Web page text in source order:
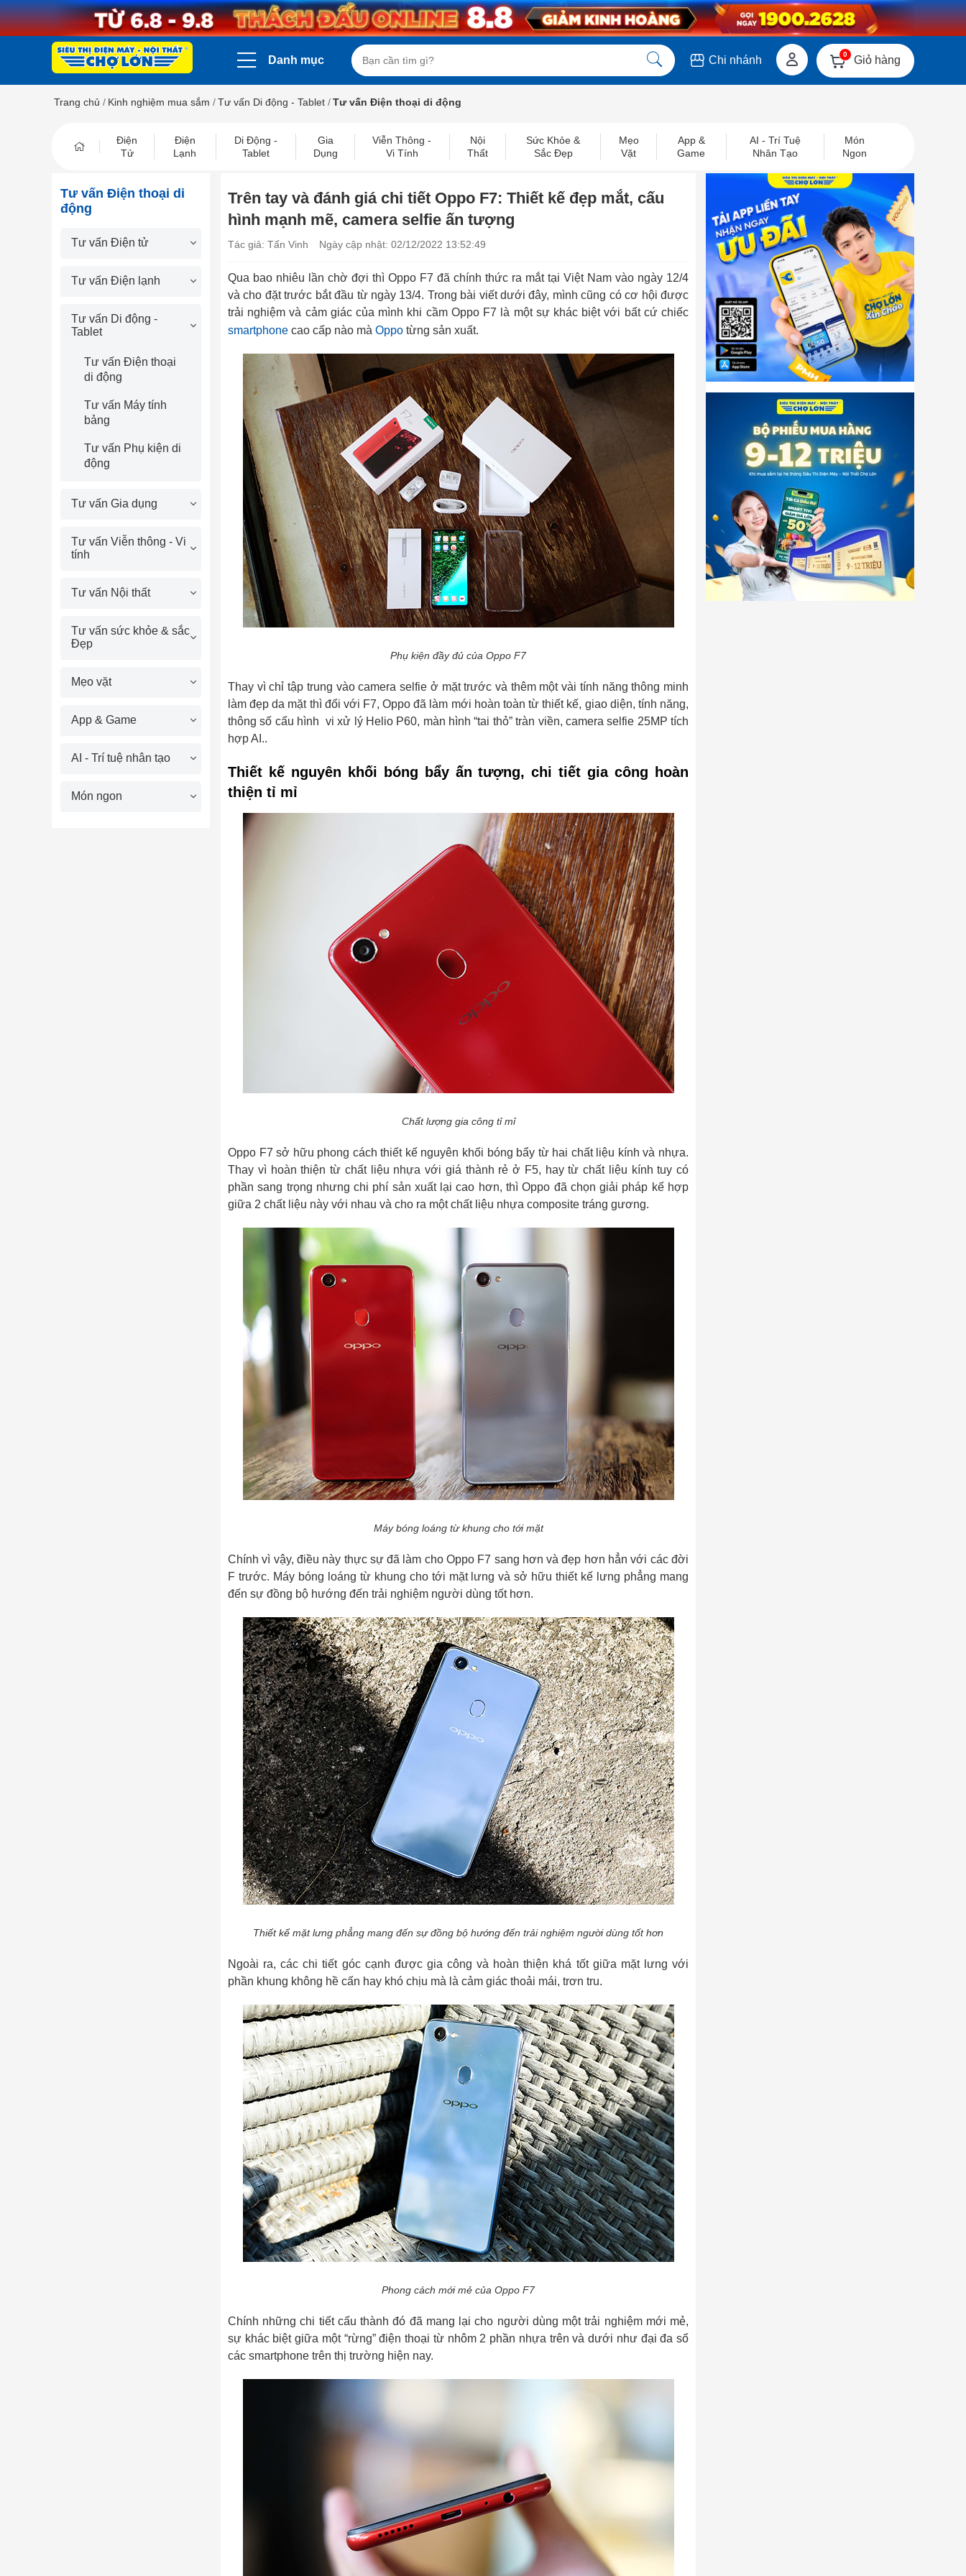
Danh mục Chi nhánh 0 Giỏ hàng
Trang chủ / Kinh nghiệm mua sắm /Tư vấn Di động - Tablet /Tư vấn Điện thoại di động
Điện
Tử
Điện
Lạnh
Di Động -
Tablet
Gia
Dụng
Viễn Thông -
Vi Tính
Nội
Thất
Sức Khỏe &
Sắc Đẹp
Mẹo
Vặt
App &
Game
AI - Trí Tuệ
Nhân Tạo
Món
Ngon
Tư vấn Điện thoại di
động
Tư vấn Điện tử
Tư vấn Điện lạnh
Tư vấn Di động -
Tablet
Tư vấn Điện thoại
di động
Tư vấn Máy tính
bảng
Tư vấn Phụ kiện di
động
Tư vấn Gia dụng
Tư vấn Viễn thông - Vi
tính
Tư vấn Nội thất
Tư vấn sức khỏe & sắc
Đẹp
Mẹo vặt
App & Game
AI - Trí tuệ nhân tạo
Món ngon
Trên tay và đánh giá chi tiết Oppo F7: Thiết kế đẹp mắt, cấu
hình mạnh mẽ, camera selfie ấn tượng
Tác giả: Tấn Vinh Ngày cập nhật: 02/12/2022 13:52:49
Qua bao nhiêu lần chờ đợi thì Oppo F7 đã chính thức ra mắt tại Việt Nam vào ngày 12/4
và cho đặt trước bắt đầu từ ngày 13/4. Trong bài viết dưới đây, mình cũng có cơ hội được
trải nghiệm và cảm giác của mình khi cầm Oppo F7 là một sự khác biệt với bất cứ chiếc
smartphone cao cấp nào mà Oppo từng sản xuất.
Phụ kiện đầy đủ của Oppo F7
Thay vì chỉ tập trung vào camera selfie ở mặt trước và thêm một vài tính năng thông minh
làm đẹp da mặt thì đối với F7, Oppo đã làm mới hoàn toàn từ thiết kế, giao diện, tính năng,
thông số cấu hình vi xử lý Helio P60, màn hình “tai thỏ” tràn viền, camera selfie 25MP tích
hợp AI..
Thiết kế nguyên khối bóng bẩy ấn tượng, chi tiết gia công hoàn
thiện tỉ mỉ
Chất lượng gia công tỉ mỉ
Oppo F7 sở hữu phong cách thiết kế nguyên khối bóng bẩy từ hai chất liệu kính và nhựa.
Thay vì hoàn thiện từ chất liệu nhựa với giá thành rẻ ở F5, hay từ chất liệu kính tuy có
phần sang trọng nhưng chi phí sản xuất lại cao hơn, thì Oppo đã chọn giải pháp kế hợp
giữa 2 chất liệu này với nhau và cho ra một chất liệu nhựa composite tráng gương.
Máy bóng loáng từ khung cho tới mặt
Chính vì vậy, điều này thực sự đã làm cho Oppo F7 sang hơn và đẹp hơn hẳn với các đời
F trước. Máy bóng loáng từ khung cho tới mặt lưng và sở hữu thiết kế lưng phẳng mang
đến sự đồng bộ hướng đến trải nghiệm người dùng tốt hơn.
Thiết kế mặt lưng phẳng mang đến sự đồng bộ hướng đến trải nghiệm người dùng tốt hơn
Ngoài ra, các chi tiết góc cạnh được gia công và hoàn thiện khá tốt giữa mặt lưng với
phần khung không hề cấn hay khó chịu mà là cảm giác thoải mái, trơn tru.
Phong cách mới mẻ của Oppo F7
Chính những chi tiết cấu thành đó đã mang lại cho người dùng một trải nghiệm mới mẻ,
sự khác biệt giữa một “rừng” điện thoại từ nhôm 2 phần nhựa trên và dưới như đại đa số
các smartphone trên thị trường hiện nay.